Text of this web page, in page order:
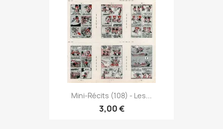
Mini-Récits (108) - Les...
3,00 €